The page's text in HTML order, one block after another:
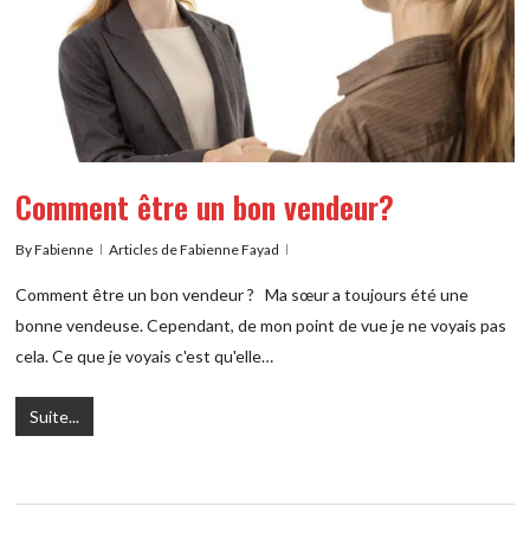
Comment être un bon vendeur?
ByFabienne Articles de Fabienne Fayad
Comment être un bon vendeur ? Ma sœur a toujours été une
bonne vendeuse. Cependant, de mon point de vue je ne voyais pas
cela. Ce que je voyais c'est qu'elle…
Suite...